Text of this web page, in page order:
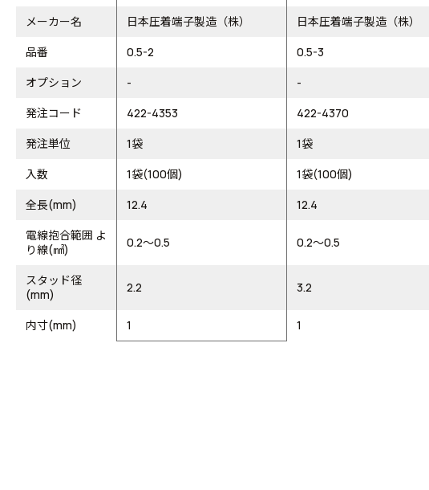
メーカー名
日本圧着端子製造（株） 日本圧着端子製造（株）
品番
0.5-2 0.5-3
オプション
- -
発注コード
422-4353 422-4370
発注単位
1袋 1袋
入数
1袋(100個) 1袋(100個)
全長(mm)
12.4 12.4
電線抱合範囲 よ
り線(㎟)
0.2～0.5 0.2～0.5
スタッド径
(mm)
2.2 3.2
内寸(mm) 1 1